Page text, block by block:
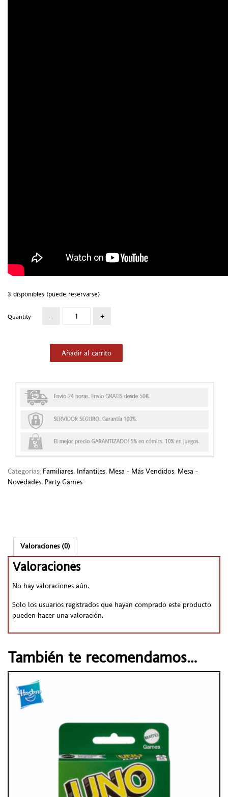
3 disponibles (puede reservarse)
Quantity
Añadir al carrito
Categorías: Familiares, Infantiles, Mesa - Más Vendidos, Mesa -
Novedades, Party Games
Valoraciones (0)
Valoraciones
No hay valoraciones aún.
Solo los usuarios registrados que hayan comprado este producto
pueden hacer una valoración.
También te recomendamos…